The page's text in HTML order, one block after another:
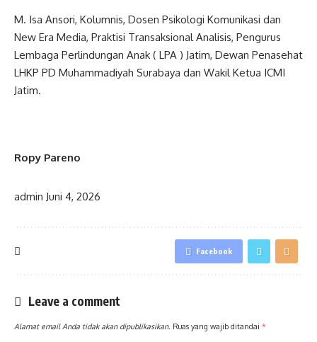
M. Isa Ansori, Kolumnis, Dosen Psikologi Komunikasi dan
New Era Media, Praktisi Transaksional Analisis, Pengurus
Lembaga Perlindungan Anak ( LPA ) Jatim, Dewan Penasehat
LHKP PD Muhammadiyah Surabaya dan Wakil Ketua ICMI
Jatim.
Ropy Pareno
admin Juni 4, 2026
Facebook
Leave a comment
Alamat email Anda tidak akan dipublikasikan. Ruas yang wajib ditandai *